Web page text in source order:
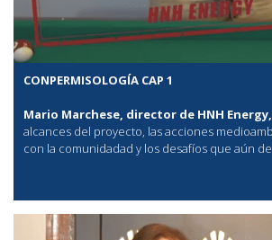
CONPERMISOLOGÍA CAP 1
Mario Marchese, director de HNH Energy,
alcances del proyecto, las acciones
con la comunidadad y los desafíos que aún